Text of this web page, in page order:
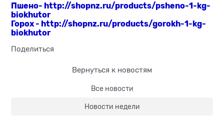
Пшено- http://shopnz.ru/products/psheno-1-kg-
biokhutor
Горох - http://shopnz.ru/products/gorokh-1-kg-
biokhutor
Поделиться
Вернуться к новостям
Все новости
Новости недели